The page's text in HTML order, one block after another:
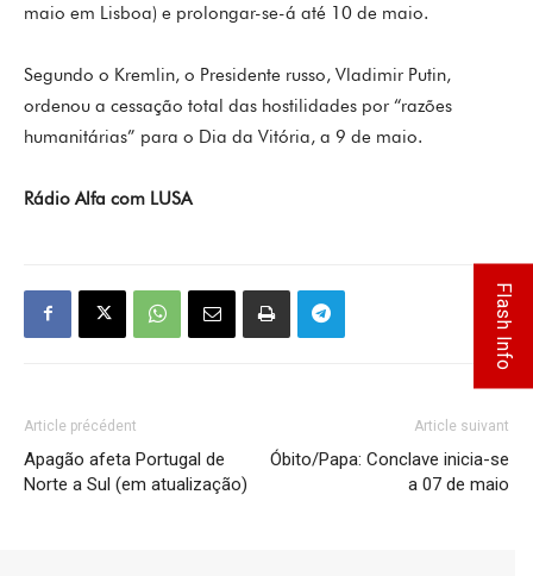
maio em Lisboa) e prolongar-se-á até 10 de maio.
Segundo o Kremlin, o Presidente russo, Vladimir Putin,
ordenou a cessação total das hostilidades por “razões
humanitárias” para o Dia da Vitória, a 9 de maio.
Rádio Alfa com LUSA
Article précédent
Apagão afeta Portugal de
Norte a Sul (em atualização)
Article suivant
Óbito/Papa: Conclave inicia-se
a 07 de maio
Flash Info